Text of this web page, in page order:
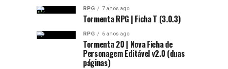
RPG 7 anos ago
Tormenta RPG | Ficha T (3.0.3)
RPG 6 anos ago
Tormenta 20 | Nova Ficha de
Personagem Editável v2.0 (duas
páginas)